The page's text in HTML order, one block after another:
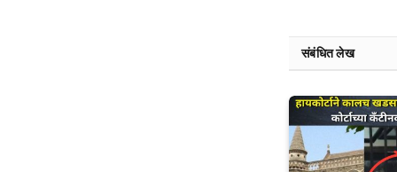
संबंधित लेख